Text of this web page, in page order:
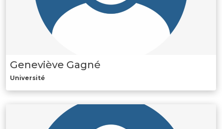
Geneviève Gagné
Université